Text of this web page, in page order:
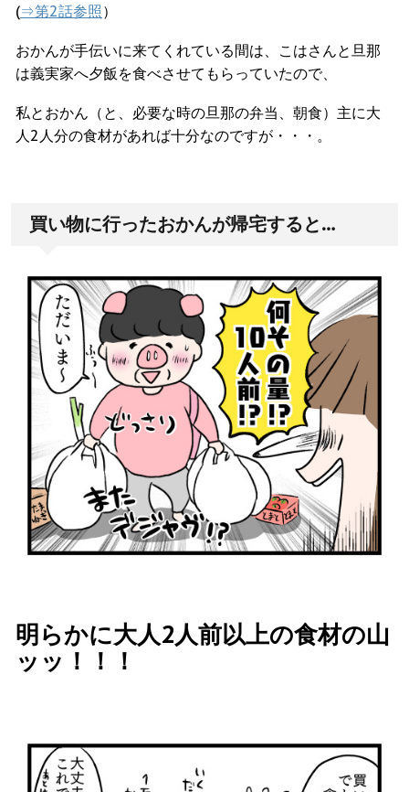
(⇒第2話参照 ）
おかんが手伝いに来てくれている間は、こはさんと旦那
は義実家へ夕飯を食べさせてもらっていたので、
私とおかん（と、必要な時の旦那の弁当、朝食）主に大
人2人分の食材があれば十分なのですが・・・。
買い物に行ったおかんが帰宅すると…
明らかに大人2人前以上の食材の山
ッッ！！！